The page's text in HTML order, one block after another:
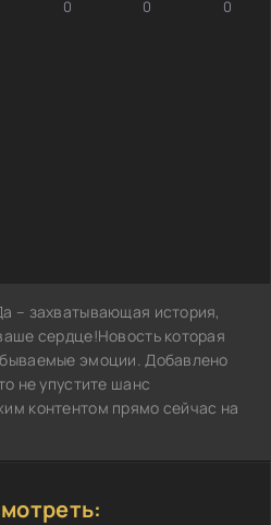
0 0 0
– захватывающая история,
сердце!Новость которая
эмоции. Добавлено
не упустите шанс
контентом прямо сейчас на